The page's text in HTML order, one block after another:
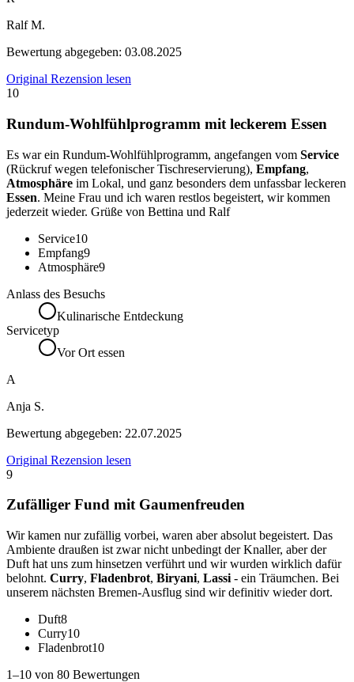
Ralf M.
Bewertung abgegeben: 03.08.2025
Original Rezension lesen
10
Rundum-Wohlfühlprogramm mit leckerem Essen
Es war ein Rundum-Wohlfühlprogramm, angefangen vom Service
(Rückruf wegen telefonischer Tischreservierung), Empfang,
Atmosphäre im Lokal, und ganz besonders dem unfassbar leckeren
Essen. Meine Frau und ich waren restlos begeistert, wir kommen
jederzeit wieder. Grüße von Bettina und Ralf
Service10
Empfang9
Atmosphäre9
Anlass des Besuchs
Kulinarische Entdeckung
Servicetyp
Vor Ort essen
A
Anja S.
Bewertung abgegeben: 22.07.2025
Original Rezension lesen
9
Zufälliger Fund mit Gaumenfreuden
Wir kamen nur zufällig vorbei, waren aber absolut begeistert. Das
Ambiente draußen ist zwar nicht unbedingt der Knaller, aber der
Duft hat uns zum hinsetzen verführt und wir wurden wirklich dafür
belohnt. Curry, Fladenbrot, Biryani, Lassi - ein Träumchen. Bei
unserem nächsten Bremen-Ausflug sind wir definitiv wieder dort.
Duft8
Curry10
Fladenbrot10
1–10 von 80 Bewertungen